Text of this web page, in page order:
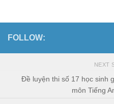
FOLLOW:
NEXT
Đề luyện thi số 17 học sinh
môn Tiếng